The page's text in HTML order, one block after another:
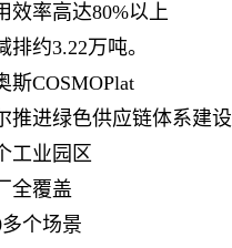
效率高达80%以上
约3.22万吨。
斯COSMOPlat
推进绿色供应链体系建设
工业园区
全覆盖
个场景